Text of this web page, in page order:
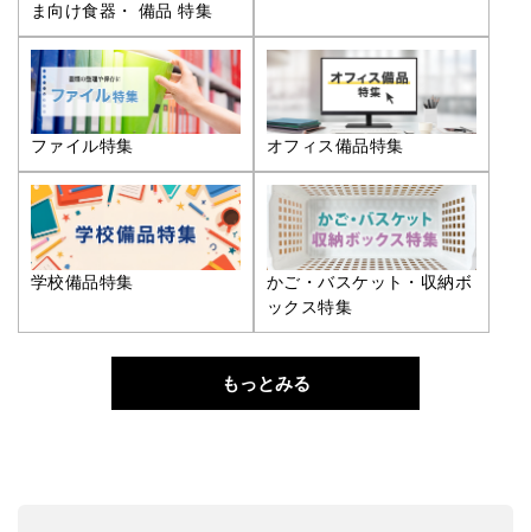
ま向け食器・ 備品 特集
ファイル特集 オフィス備品特集
学校備品特集
かご・バスケット・収納ボ
ックス特集
もっとみる